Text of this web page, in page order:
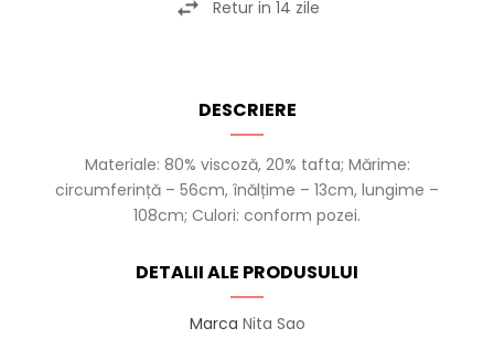
Retur in 14 zile
DESCRIERE
Materiale: 80% viscoză, 20% tafta; Mărime:
circumferință – 56cm, înălțime – 13cm, lungime –
108cm; Culori: conform pozei.
DETALII ALE PRODUSULUI
Marca Nita Sao